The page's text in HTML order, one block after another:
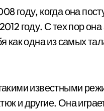
году, когда она
году. С тех пор она
как одна из самых
известными
и другие. Она